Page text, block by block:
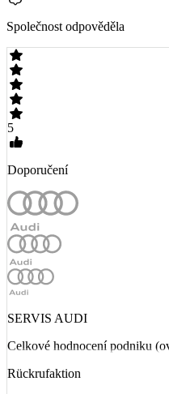
Společnost odpověděla
5
Doporučení
SERVIS AUDI
Celkové hodnocení podniku
Rückrufaktion